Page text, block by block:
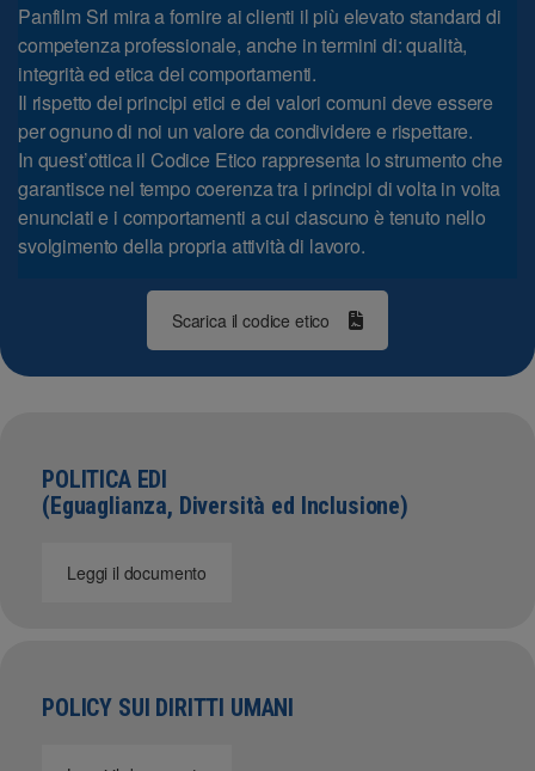
Panfilm Srl mira a fornire ai clienti il più elevato standard di
competenza professionale, anche in termini di: qualità,
integrità ed etica dei comportamenti.
Il rispetto dei principi etici e dei valori comuni deve essere
per ognuno di noi un valore da condividere e rispettare.
In quest’ottica il Codice Etico rappresenta lo strumento che
garantisce nel tempo coerenza tra i principi di volta in volta
enunciati e i comportamenti a cui ciascuno è tenuto nello
svolgimento della propria attività di lavoro.
Scarica il codice etico
POLITICA EDI
(Eguaglianza, Diversità ed Inclusione)
Leggi il documento
POLICY SUI DIRITTI UMANI